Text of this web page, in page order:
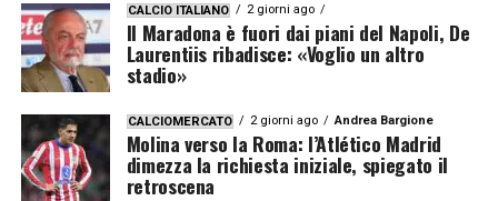
CALCIO ITALIANO 2 giorni ago
Il Maradona è fuori dai piani del Napoli, De
Laurentiis ribadisce: «Voglio un altro
stadio»
CALCIOMERCATO 2 giorni ago Andrea Bargione
Molina verso la Roma: l’Atlético Madrid
dimezza la richiesta iniziale, spiegato il
retroscena